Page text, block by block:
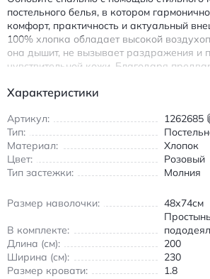
постельного белья, в котором
комфорт, практичность и актуальный
100% хлопка обладает высокой
она дышит, не вызывает раздражения и
чувствительной кожи. Благодаря
фактуру и почти не мнётся после стирки.
Дизайн, который впишется в
Коллекция выполнена в лаконичных
розовом, сером, белом и чёрном — с
плиссировкой и цветовыми блоками,
минимализме, классике и современных
Пододеяльник застёгивается на
выглядит аккуратно и исключает
сна.
Характеристики
Артикул:
1262685
Тип:
Материал:
Хлопок
Цвет:
Розовый
Тип застежки:
Молния
Размер наволочки: 48х74см
В комплекте:
Длина (см):
200
Ширина (см):
230
Размер кровати:
1.8